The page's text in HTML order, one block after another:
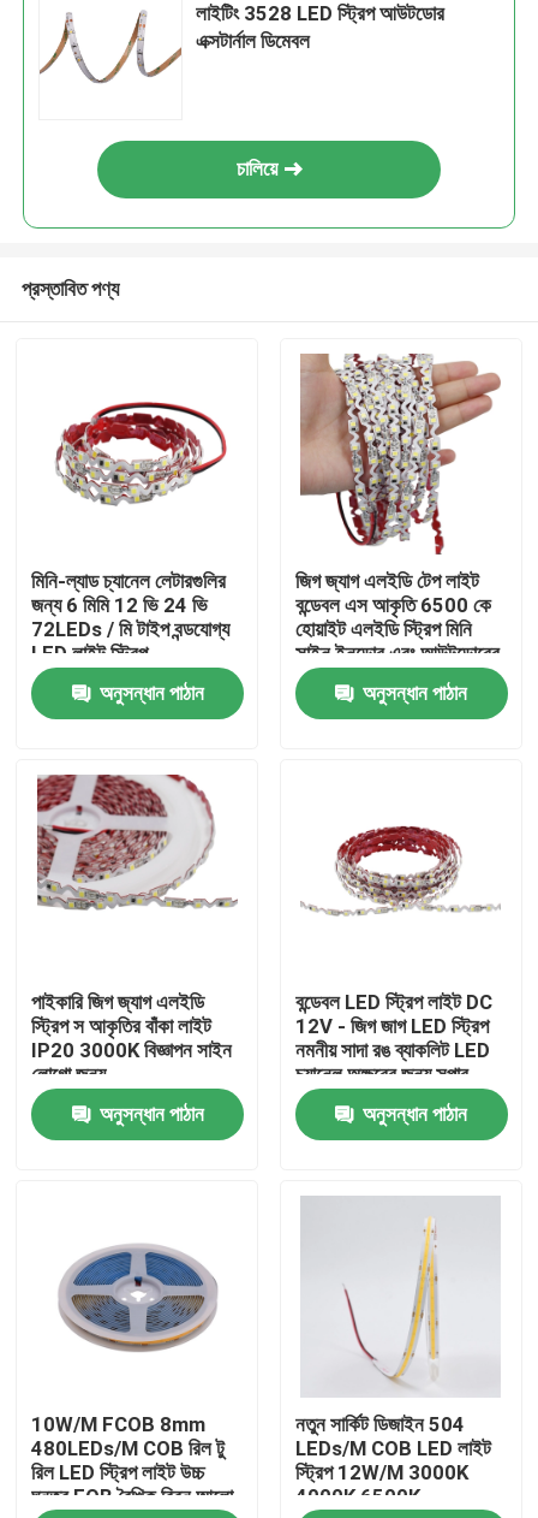
বাড়ি
পণ্য
আমাদের সম্পর্কে
কারখানা ভ্রমণ
যোগাযোগ করুন
উদ্ধৃতির জন্য আবেদন
উচ্চ cri নেতৃত্বাধীন ফালা
লাইটিং 3528 LED স্ট্রিপ আউটডোর
এক্সটার্নাল ডিমেবল
চালিয়ে
প্রস্তাবিত পণ্য
মিনি-ল্যাড চ্যানেল লেটারগুলির
জন্য 6 মিমি 12 ভি 24 ভি
72LEDs / মি টাইপ বন্ডযোগ্য
LED লাইট স্ট্রিপ
অনুসন্ধান পাঠান
জিগ জ্যাগ এলইডি টেপ লাইট
বন্ডেবল এস আকৃতি 6500 কে
হোয়াইট এলইডি স্ট্রিপ মিনি
সাইন ইনডোর এবং আউটডোরের
জন্য
অনুসন্ধান পাঠান
পাইকারি জিগ জ্যাগ এলইডি
স্ট্রিপ স আকৃতির বাঁকা লাইট
IP20 3000K বিজ্ঞাপন সাইন
লোগো জন্য
অনুসন্ধান পাঠান
বন্ডেবল LED স্ট্রিপ লাইট DC
12V - জিগ জাগ LED স্ট্রিপ
নমনীয় সাদা রঙ ব্যাকলিট LED
চ্যানেল অক্ষরের জন্য সুপার
উজ্জ্বল
অনুসন্ধান পাঠান
10W/M FCOB 8mm
480LEDs/M COB রিল টু
রিল LED স্ট্রিপ লাইট উচ্চ
ঘনত্ব FOB রৈখিক রিবন আলো
নতুন সার্কিট ডিজাইন 504
LEDs/M COB LED লাইট
স্ট্রিপ 12W/M 3000K
4000K 6500K